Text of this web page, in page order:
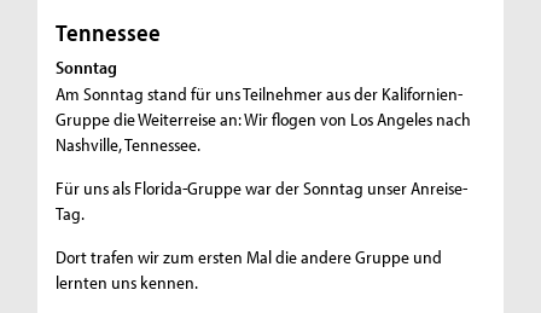
Tennessee
Sonntag
Am Sonntag stand für uns Teilnehmer aus der Kalifornien-
Gruppe die Weiterreise an: Wir flogen von Los Angeles nach
Nashville, Tennessee.
Für uns als Florida-Gruppe war der Sonntag unser Anreise-
Tag.
Dort trafen wir zum ersten Mal die andere Gruppe und
lernten uns kennen.